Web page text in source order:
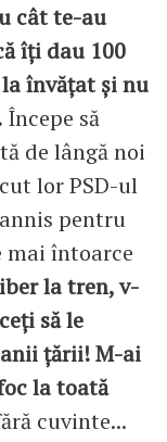
cât te-au
îți dau 100
învățat și nu
Începe să
de lângă noi
lor PSD-ul
pentru
mai întoarce
la tren, v-
să le
țării! M-ai
la toată
cuvinte...